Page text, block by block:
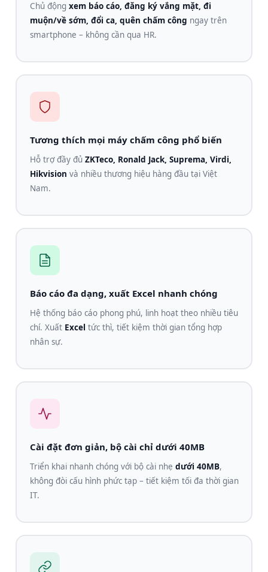
Chủ động xem báo cáo, đăng ký vắng mặt, đi
muộn/về sớm, đổi ca, quên chấm công ngay trên
smartphone – không cần qua HR.
Tương thích mọi máy chấm công phổ biến
Hỗ trợ đầy đủ ZKTeco, Ronald Jack, Suprema, Virdi,
Hikvision và nhiều thương hiệu hàng đầu tại Việt
Nam.
Báo cáo đa dạng, xuất Excel nhanh chóng
Hệ thống báo cáo phong phú, linh hoạt theo nhiều tiêu
chí. Xuất Excel tức thì, tiết kiệm thời gian tổng hợp
nhân sự.
Cài đặt đơn giản, bộ cài chỉ dưới 40MB
Triển khai nhanh chóng với bộ cài nhẹ dưới 40MB,
không đòi cấu hình phức tạp – tiết kiệm tối đa thời gian
IT.